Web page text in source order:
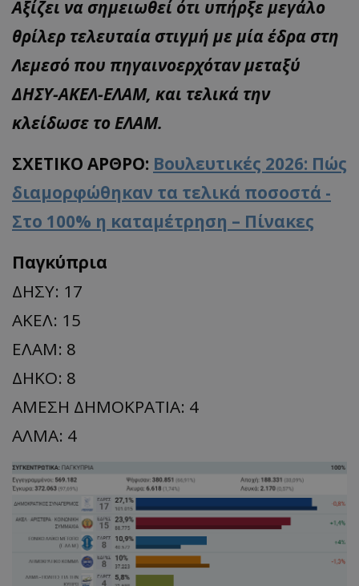
Αξίζει να σημειωθεί ότι υπήρξε μεγάλο
θρίλερ τελευταία στιγμή με μία έδρα στη
Λεμεσό που πηγαινοερχόταν μεταξύ
ΔΗΣΥ-ΑΚΕΛ-ΕΛΑΜ, και τελικά την
κλείδωσε το ΕΛΑΜ.
ΣΧΕΤΙΚΟ ΑΡΘΡΟ: Βουλευτικές 2026: Πώς
διαμορφώθηκαν τα τελικά ποσοστά -
Στο 100% η καταμέτρηση – Πίνακες
Παγκύπρια
ΔΗΣΥ: 17
ΑΚΕΛ: 15
ΕΛΑΜ: 8
ΔΗΚΟ: 8
ΑΜΕΣΗ ΔΗΜΟΚΡΑΤΙΑ: 4
ΑΛΜΑ: 4